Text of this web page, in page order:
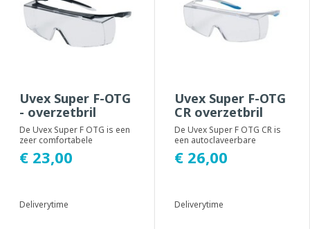
Uvex Super F-OTG
- overzetbril
De Uvex Super F OTG is een
zeer comfortabele
overzetbrilbril die past over
conventionele c...
€ 23,00
Deliverytime
Uvex Super F-OTG
CR overzetbril
De Uvex Super F OTG CR is
een autoclaveerbare
overzetbrilbril die past over
conventionele...
€ 26,00
Deliverytime